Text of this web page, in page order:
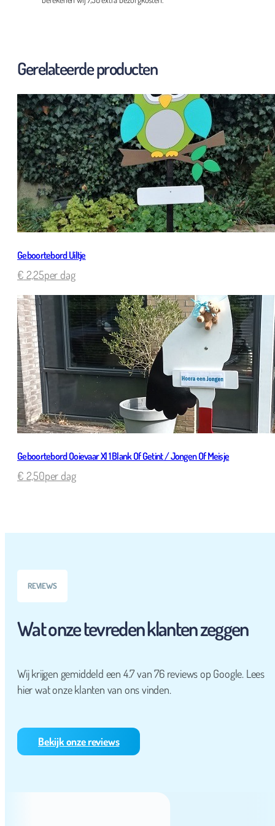
Gerelateerde producten
Geboortebord Uiltje
€ 2,25per dag
Geboortebord Ooievaar Xl 1 Blank Of Getint / Jongen Of Meisje
€ 2,50per dag
REVIEWS
Wat onze tevreden klanten zeggen
Wij krijgen gemiddeld een 4.7 van 76 reviews op Google. Lees
hier wat onze klanten van ons vinden.
Bekijk onze reviews